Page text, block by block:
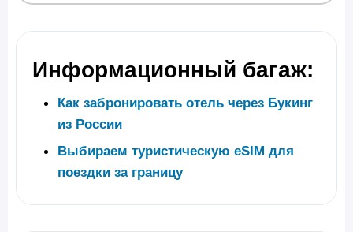
Информационный багаж:
Как забронировать отель через Букинг
из России
Выбираем туристическую eSIM для
поездки за границу